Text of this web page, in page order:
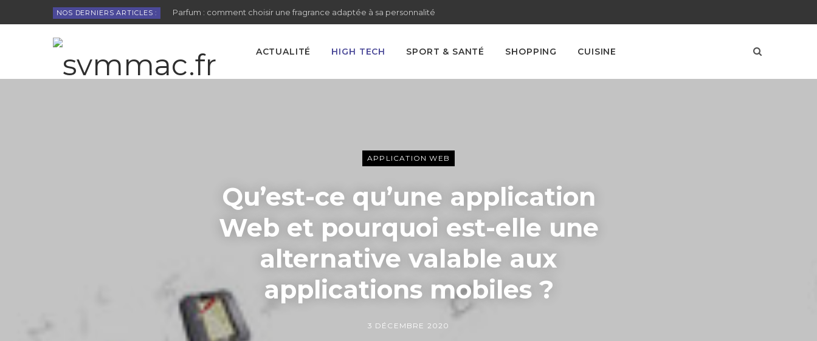
NOS DERNIERS ARTICLES : Parfum : comment choisir une fragrance adaptée à sa personnalité
ACTUALITÉ HIGH TECH SPORT & SANTÉ SHOPPING CUISINE
APPLICATION WEB
Qu’est-ce qu’une application
Web et pourquoi est-elle une
alternative valable aux
applications mobiles ?
3 DÉCEMBRE 2020